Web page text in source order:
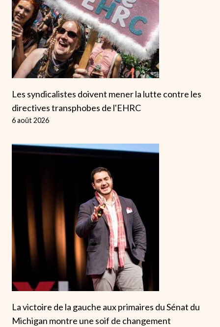
Les syndicalistes doivent mener la lutte contre les
directives transphobes de l'EHRC
6 août 2026
La victoire de la gauche aux primaires du Sénat du
Michigan montre une soif de changement